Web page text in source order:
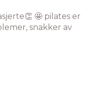
🤩 pilates er
snakker av